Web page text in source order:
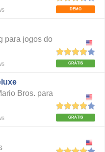
DEMO
para jogos do
GRÁTIS
Bros. para
GRÁTIS